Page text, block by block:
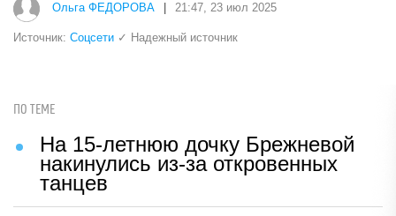
Ольга ФЕДОРОВА 21:47, 23 июл 2025
Источник: Соцсети ✓ Надежный источник
ПО ТЕМЕ
На 15-летнюю дочку Брежневой
накинулись из-за откровенных
танцев